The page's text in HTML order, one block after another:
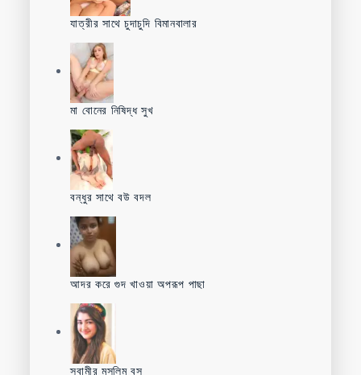
যাত্রীর সাথে চুদাচুদি বিমানবালার
মা বোনের নিষিদ্ধ সুখ
বন্ধুর সাথে বউ বদল
আদর করে গুদ খাওয়া অপরূপ পাছা
স্বামীর মুসলিম বস